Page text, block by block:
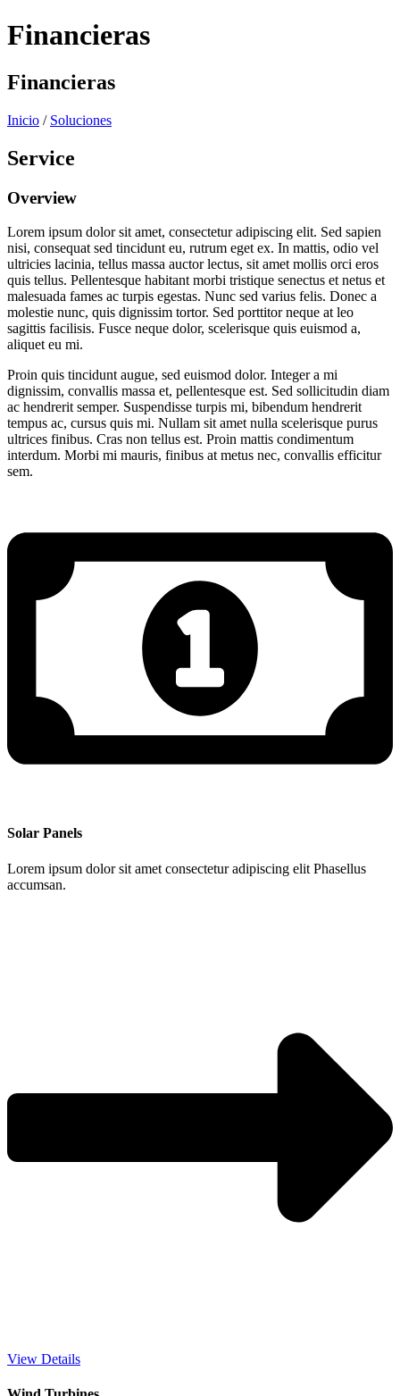
Financieras
Financieras
Inicio / Soluciones
Service
Overview
Lorem ipsum dolor sit amet, consectetur adipiscing elit. Sed sapien
nisi, consequat sed tincidunt eu, rutrum eget ex. In mattis, odio vel
ultricies lacinia, tellus massa auctor lectus, sit amet mollis orci eros
quis tellus. Pellentesque habitant morbi tristique senectus et netus et
malesuada fames ac turpis egestas. Nunc sed varius felis. Donec a
molestie nunc, quis dignissim tortor. Sed porttitor neque at leo
sagittis facilisis. Fusce neque dolor, scelerisque quis euismod a,
aliquet eu mi.
Proin quis tincidunt augue, sed euismod dolor. Integer a mi
dignissim, convallis massa et, pellentesque est. Sed sollicitudin diam
ac hendrerit semper. Suspendisse turpis mi, bibendum hendrerit
tempus ac, cursus quis mi. Nullam sit amet nulla scelerisque purus
ultrices finibus. Cras non tellus est. Proin mattis condimentum
interdum. Morbi mi mauris, finibus at metus nec, convallis efficitur
sem.
Solar Panels
Lorem ipsum dolor sit amet consectetur adipiscing elit Phasellus
accumsan.
View Details